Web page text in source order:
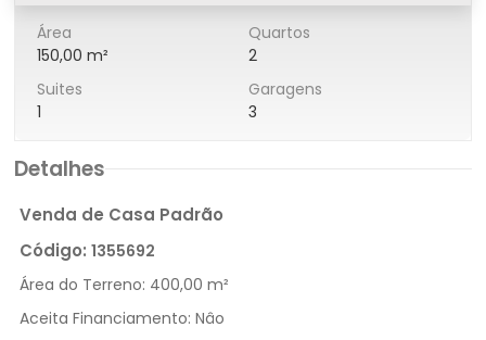
Área
150,00 m²
Quartos
2
Suites
1
Garagens
3
Detalhes
Venda de Casa Padrão
Código: 1355692
Área do Terreno: 400,00 m²
Aceita Financiamento: Nâo